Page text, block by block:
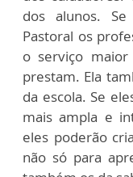
dos alunos.
Pastoral os
o serviço
prestam. Ela
da escola. Se
mais ampla e
eles poderão
não só para